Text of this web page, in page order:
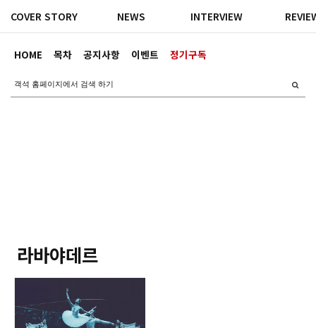
HOME 목차 공지사항 이벤트 정기구독
COVER STORY NEWS INTERVIEW
라바야데르